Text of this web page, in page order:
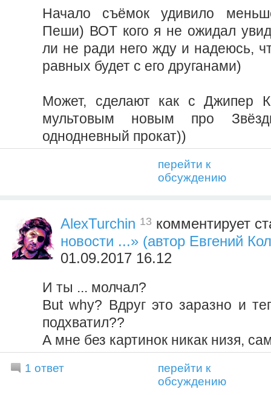
Начало съёмок удивило
Пеши) ВОТ кого я не ожидал
ли не ради него жду и надеюсь,
равных будет с его друганами)
Может, сделают как с Джипер
мультовым новым про
однодневный прокат))
перейти к
обсуждению
AlexTurchin 13 комментирует
новости ...» (автор Евгений
01.09.2017 16.12
И ты ... молчал?
But why? Вдруг это заразно и
подхватил??
А мне без картинок никак низя,
1 ответ
перейти к
обсуждению